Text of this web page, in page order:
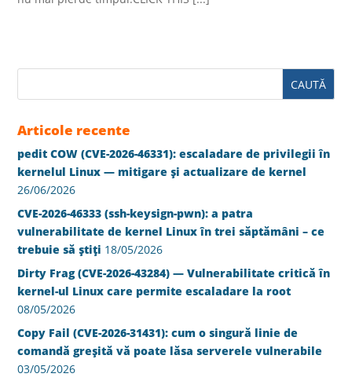
Articole recente
pedit COW (CVE-2026-46331): escaladare de privilegii în
kernelul Linux — mitigare și actualizare de kernel
26/06/2026
CVE-2026-46333 (ssh-keysign-pwn): a patra
vulnerabilitate de kernel Linux în trei săptămâni – ce
trebuie să știți 18/05/2026
Dirty Frag (CVE-2026-43284) — Vulnerabilitate critică în
kernel-ul Linux care permite escaladare la root
08/05/2026
Copy Fail (CVE-2026-31431): cum o singură linie de
comandă greșită vă poate lăsa serverele vulnerabile
03/05/2026